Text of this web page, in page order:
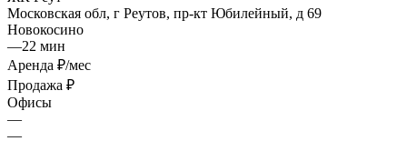
Московская обл, г Реутов, пр-кт Юбилейный, д 69
Новокосино
—22 мин
Аренда ₽/мес
Продажа ₽
Офисы
—
—